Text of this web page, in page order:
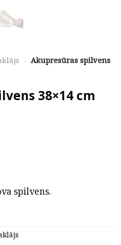
- Akupresūras spilvens
38×14 cm
spilvens.